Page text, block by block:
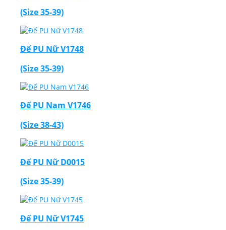
(Size 35-39)
Đế PU Nữ V1748
(Size 35-39)
Đế PU Nam V1746
(Size 38-43)
Đế PU Nữ D0015
(Size 35-39)
Đế PU Nữ V1745